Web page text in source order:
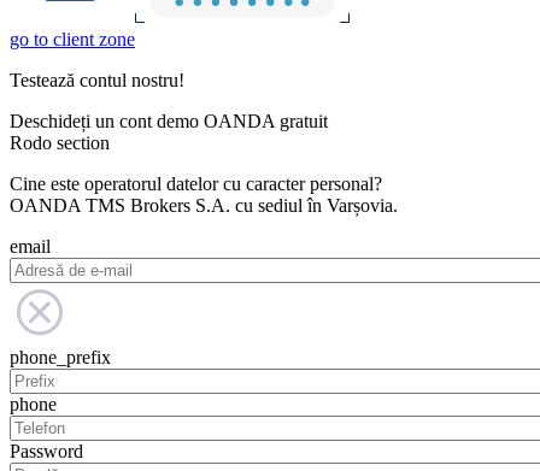
go to client zone
Testează contul nostru!
Deschideți un cont demo OANDA gratuit
Rodo section
Cine este operatorul datelor cu caracter personal?
OANDA TMS Brokers S.A. cu sediul în Varșovia.
email
phone_prefix
phone
Password